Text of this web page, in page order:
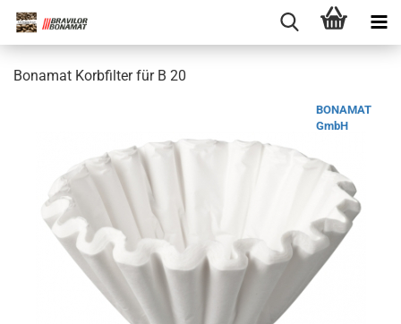
Bonamat Korbfilter für B 20
BONAMAT
GmbH